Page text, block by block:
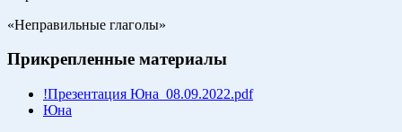
«Неправильные глаголы»
Прикрепленные материалы
!Презентация Юна_08.09.2022.pdf
Юна